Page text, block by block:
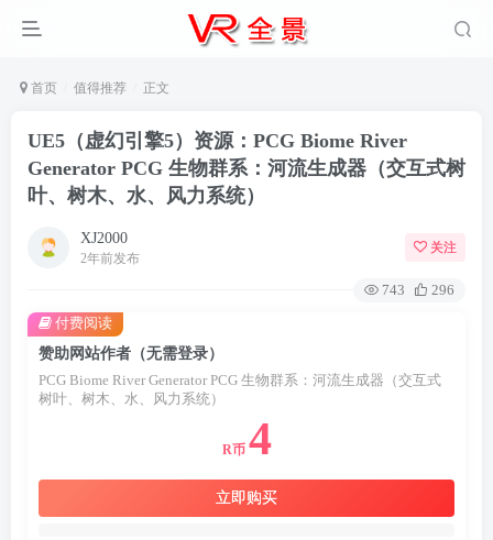
首页 值得推荐 正文
UE5（虚幻引擎5）资源：PCG Biome River
Generator PCG 生物群系：河流生成器（交互式树
叶、树木、水、风力系统）
XJ2000
2年前发布
关注
743 296
赞助网站作者（无需登录）
PCG Biome River Generator PCG 生物群系：河流生成器（交互式
树叶、树木、水、风力系统）
R币 4
立即购买
付费阅读